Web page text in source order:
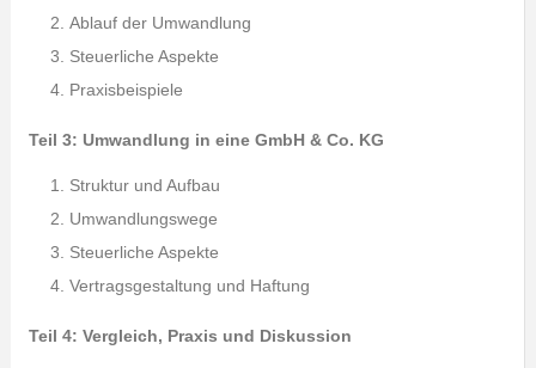
Ablauf der Umwandlung
Steuerliche Aspekte
Praxisbeispiele
Teil 3: Umwandlung in eine GmbH & Co. KG
Struktur und Aufbau
Umwandlungswege
Steuerliche Aspekte
Vertragsgestaltung und Haftung
Teil 4: Vergleich, Praxis und Diskussion